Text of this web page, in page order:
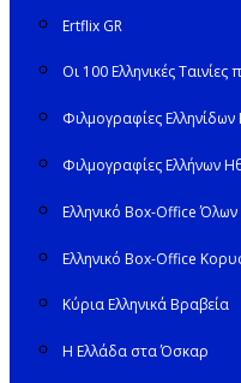
Ertflix GR
Οι 100 Ελληνικές Ταινίες
Φιλμογραφίες
Φιλμογραφίες Ελλήνων
Ελληνικό Box-Office
Ελληνικό Box-Office
Κύρια Ελληνικά Βραβεία
Η Ελλάδα στα Όσκαρ